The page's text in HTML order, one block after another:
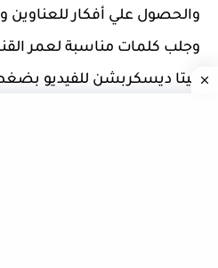
والحصول علي أفكار للعناوين
وجلب كلمات مناسبة لعمر
ميتا ديسكربشن للفيديو